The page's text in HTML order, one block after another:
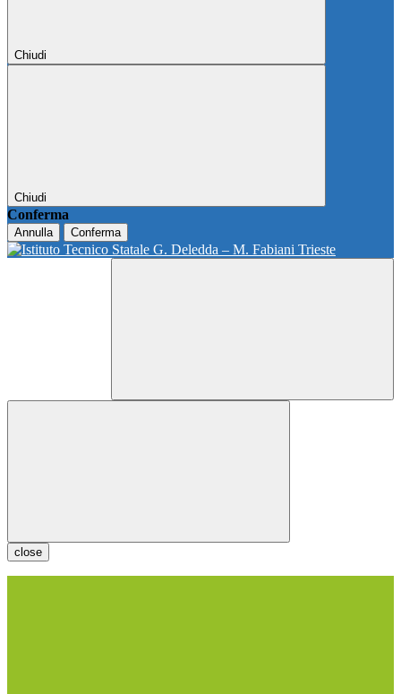
Chiudi
Chiudi
Conferma
Annulla Conferma
close